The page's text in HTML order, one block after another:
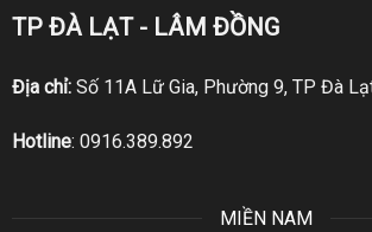
TP ĐÀ LẠT - LÂM ĐỒNG
Địa chỉ:Số 11A Lữ Gia, Phường 9, TP Đà
Hotline: 0916.389.892
MIỀN NAM